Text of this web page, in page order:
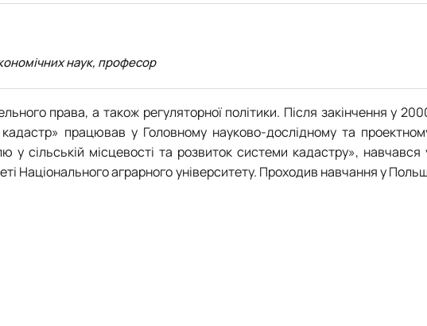
наук, професор
права, а також регуляторної політики. Після закінчення у
працював у Головному науково-дослідному та
у сільській місцевості та розвиток системи кадастру», навчався
Національного аграрного університету. Проходив навчання у